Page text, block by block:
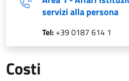
servizi alla persona
Tel: +39 0187 614 1
Costi